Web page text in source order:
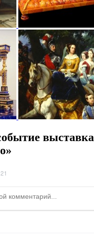
выставка
21